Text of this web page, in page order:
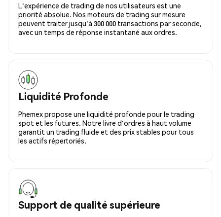
L'expérience de trading de nos utilisateurs est une
priorité absolue. Nos moteurs de trading sur mesure
peuvent traiter jusqu'à 300 000 transactions par seconde,
avec un temps de réponse instantané aux ordres.
Liquidité Profonde
Phemex propose une liquidité profonde pour le trading
spot et les futures. Notre livre d'ordres à haut volume
garantit un trading fluide et des prix stables pour tous
les actifs répertoriés.
Support de qualité supérieure